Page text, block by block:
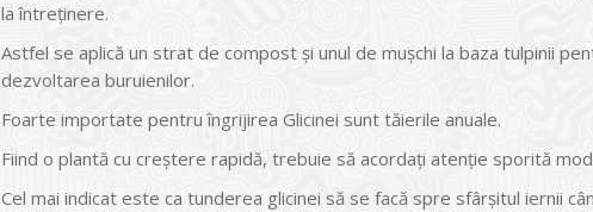
la întreținere.
Astfel se aplică un strat de compost și unul de mușchi la baza tulpinii
dezvoltarea buruienilor.
Foarte importate pentru îngrijirea Glicinei sunt tăierile anuale.
Fiind o plantă cu creștere rapidă, trebuie să acordați atenție sporită
Cel mai indicat este ca tunderea glicinei să se facă spre sfârșitul iernii